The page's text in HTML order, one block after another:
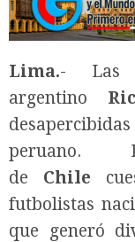
Lima.- Las
argentino
peruano.
de Chile
futbolistas
que generó